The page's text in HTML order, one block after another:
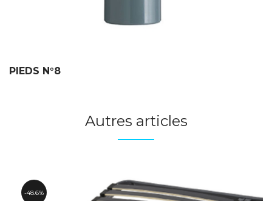
PIEDS N°8
Autres articles
48.6%